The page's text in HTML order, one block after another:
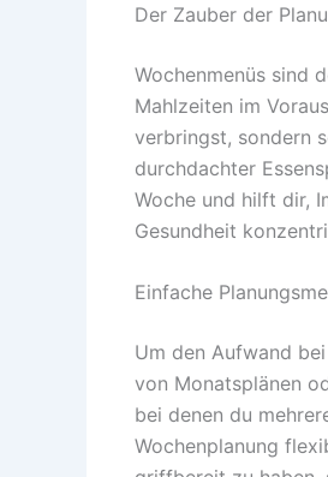
Der Zauber der
Wochenmenüs sind
Mahlzeiten im
verbringst, sondern
durchdachter
Woche und hilft dir,
Gesundheit
Einfache
Um den Aufwand
von Monatsplänen
bei denen du
Wochenplanung